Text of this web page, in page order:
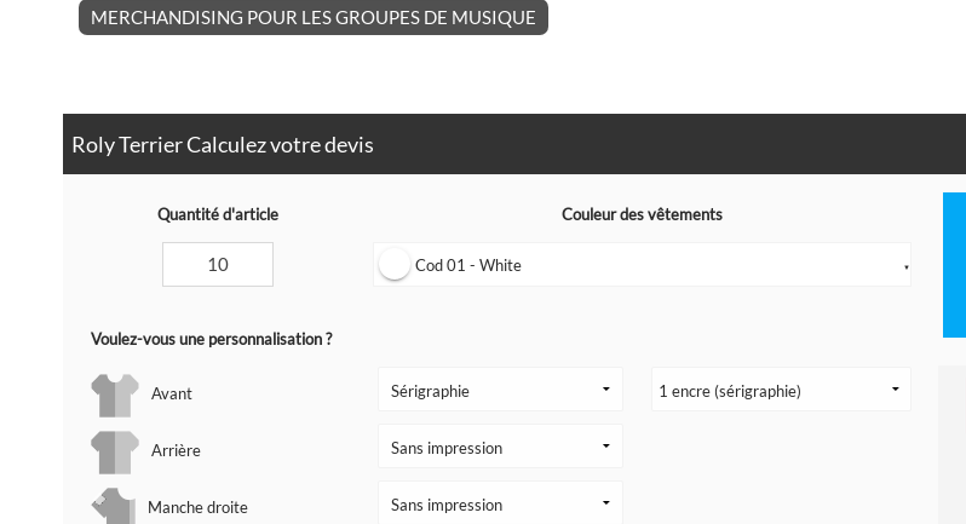
MERCHANDISING POUR LES GROUPES DE MUSIQUE
Roly Terrier Calculez votre devis
Quantité d'article Couleur des vêtements
Cod 01 - White ▼
Voulez-vous une personnalisation ?
Avant
Arrière
Manche droite